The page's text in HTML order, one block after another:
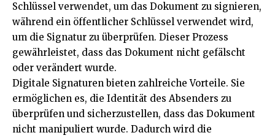
Schlüssel verwendet, um das Dokument zu signieren,
während ein öffentlicher Schlüssel verwendet wird,
um die Signatur zu überprüfen. Dieser Prozess
gewährleistet, dass das Dokument nicht gefälscht
oder verändert wurde.
Digitale Signaturen bieten zahlreiche Vorteile. Sie
ermöglichen es, die Identität des Absenders zu
überprüfen und sicherzustellen, dass das Dokument
nicht manipuliert wurde. Dadurch wird die